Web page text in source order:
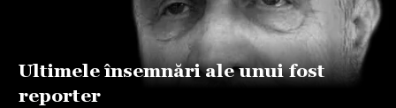
Ultimele însemnări ale unui fost
reporter